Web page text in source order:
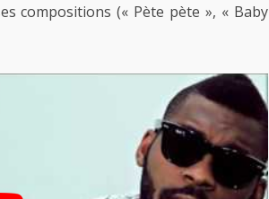
compositions (« Pète pète », « Baby